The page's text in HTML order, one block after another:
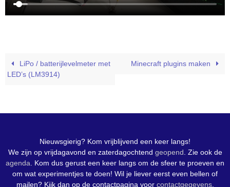
LiPo / batterijlevelmeter met
LED’s (LM3914)
Minecraft plugins maken
Nieuwsgierig? Kom vrijblijvend een keer langs!
We zijn op vrijdagavond en zaterdagochtend geopend . Zie ook de
agenda . Kom dus gerust een keer langs om de sfeer te proeven en
om wat experimentjes te doen! Wil je liever eerst even bellen of
mailen? Kijk dan op de contactpagina voor contactgegevens.